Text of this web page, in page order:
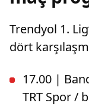
Trendyol 1.
dört
17.00 |
TRT Spor /